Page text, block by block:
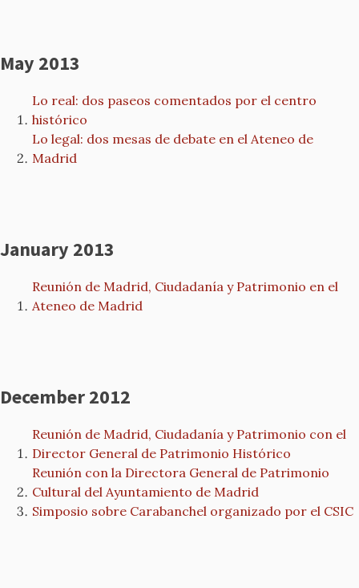
May 2013
Lo real: dos paseos comentados por el centro
histórico
Lo legal: dos mesas de debate en el Ateneo de
Madrid
January 2013
Reunión de Madrid, Ciudadanía y Patrimonio en el
Ateneo de Madrid
December 2012
Reunión de Madrid, Ciudadanía y Patrimonio con el
Director General de Patrimonio Histórico
Reunión con la Directora General de Patrimonio
Cultural del Ayuntamiento de Madrid
Simposio sobre Carabanchel organizado por el CSIC